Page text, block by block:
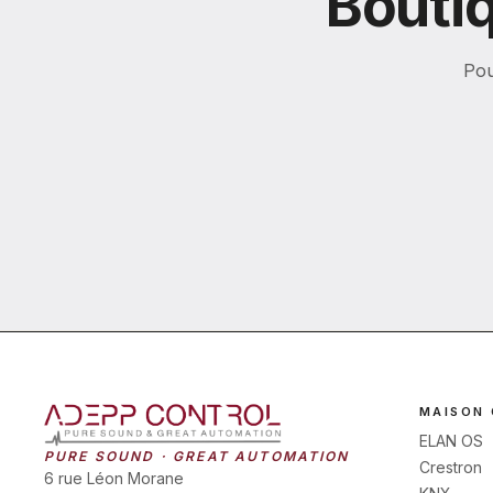
PURE SOUND · GREAT AUTOMATION
6 rue Léon Morane
MAISON
ELAN OS
Crestron